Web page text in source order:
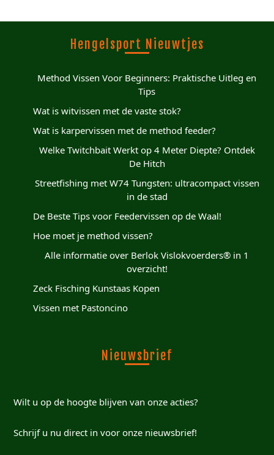
Hengelsport Nieuwtjes
Method Vissen Voor Beginners: Praktische Uitleg en
Tips
Wat is witvissen met de vaste stok?
Wat is karpervissen met de method feeder?
Welke Twitchbait Werkt op 4 Meter Diepte? Ontdek
De Hitch
Streetfishing met W74 Tungsten: ultracompact vissen
in de stad
De Beste Tips voor Feedervissen op de Waal!
Hoe moet je method vissen?
Alle informatie over Berlok Vislokvoerders® in 1
overzicht!
Zeck Fisching Kunstaas Kopen
Vissen met Pastoncino
Nieuwsbrief
Wilt u op de hoogte blijven van onze acties?
Schrijf u nu direct in voor onze nieuwsbrief!